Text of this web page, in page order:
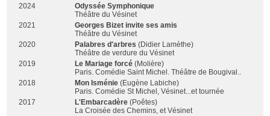
2024
Odyssée Symphonique
Théâtre du Vésinet
2021
Georges Bizet invite ses amis
Théâtre du Vésinet
2020
Palabres d'arbres (Didier Lamèthe)
Théâtre de verdure du Vésinet
2019
Le Mariage forcé (Molière)
Paris. Comédie Saint Michel. Théâtre de Bougival..
2018
Mon Isménie (Eugène Labiche)
Paris. Comédie St Michel, Vésinet...et tournée
2017
L'Embarcadère (Poêtes)
La Croisée des Chemins, et Vésinet